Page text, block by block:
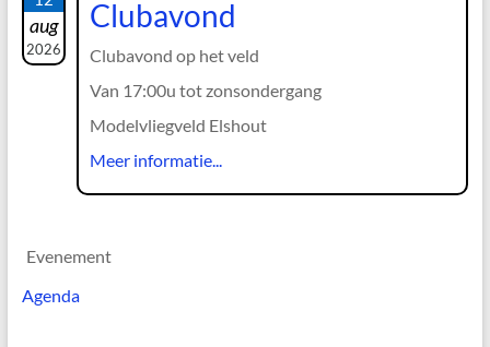
aug
2026
Clubavond
Clubavond op het veld
Van 17:00u tot zonsondergang
Modelvliegveld Elshout
Meer informatie...
Evenement
Agenda